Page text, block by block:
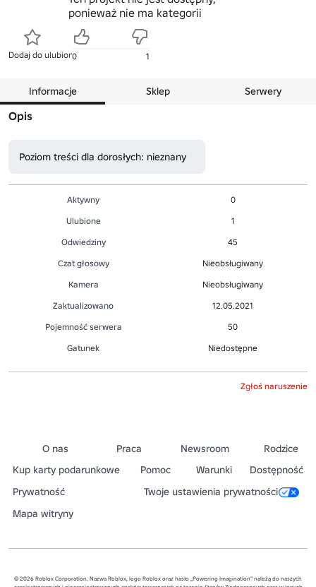
ponieważ nie ma kategorii
Dodaj do ulubionych
0 1
Informacje Sklep Serwery
Opis
Poziom treści dla dorosłych: nieznany
Aktywny
0
Ulubione
1
Odwiedziny
45
Czat głosowy
Nieobsługiwany
Kamera
Nieobsługiwany
Zaktualizowano
12.05.2021
Pojemność serwera
50
Gatunek
Niedostępne
Zgłoś naruszenie
O nas Praca Newsroom
Rodzice
Kup karty podarunkowe
Pomoc Warunki
Dostępność
Prywatność
Twoje ustawienia prywatności
Mapa witryny
© 2026 Roblox Corporation. Nazwa Roblox, logo Roblox oraz hasło „Powering Imagination” należą do naszych